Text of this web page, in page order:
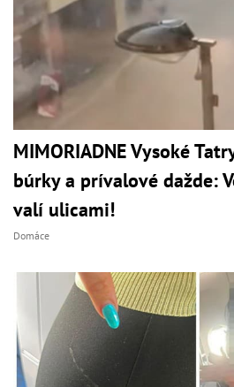
MIMORIADNE Vysoké
búrky a prívalové dažde:
valí ulicami!
Domáce